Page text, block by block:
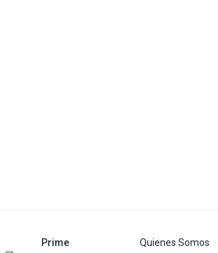
Primeabre en nueva pestañaQuienes Somos